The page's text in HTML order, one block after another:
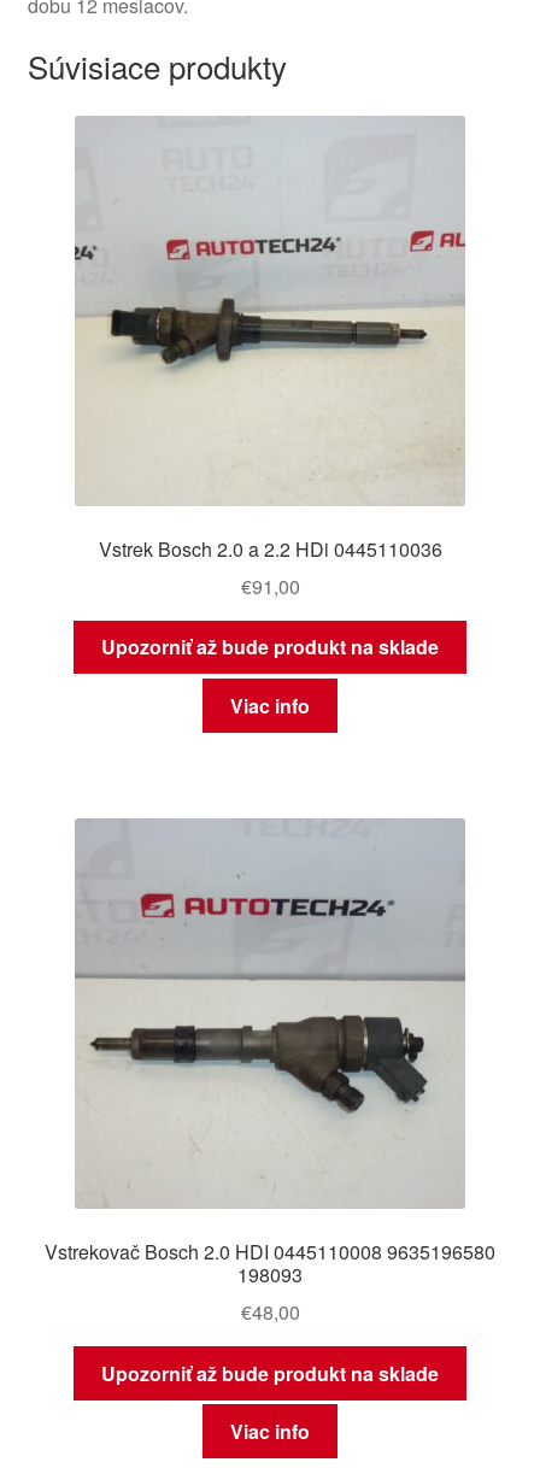
Súvisiace produkty
Vstrek Bosch 2.0 a 2.2 HDi 0445110036
€91,00
Upozorniť až bude produkt na sklade
Viac info
Vstrekovač Bosch 2.0 HDI 0445110008 9635196580
198093
€48,00
Upozorniť až bude produkt na sklade
Viac info